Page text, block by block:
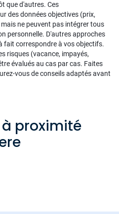
que d'autres. Ces
des données objectives (prix,
ne peuvent pas intégrer tous
personnelle. D'autres approches
fait correspondre à vos objectifs.
risques (vacance, impayés,
évalués au cas par cas. Faites
vous de conseils adaptés avant
proximité